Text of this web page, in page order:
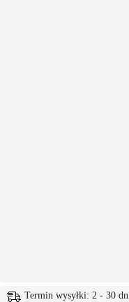
Termin wysyłki: 2 - 30